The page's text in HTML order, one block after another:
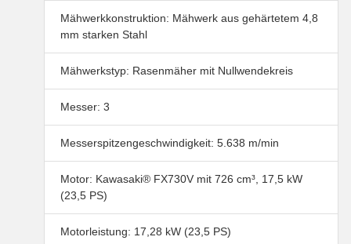
Mähwerkkonstruktion: Mähwerk aus gehärtetem 4,8
mm starken Stahl
Mähwerkstyp: Rasenmäher mit Nullwendekreis
Messer: 3
Messerspitzengeschwindigkeit: 5.638 m/min
Motor: Kawasaki® FX730V mit 726 cm³, 17,5 kW
(23,5 PS)
Motorleistung: 17,28 kW (23,5 PS)